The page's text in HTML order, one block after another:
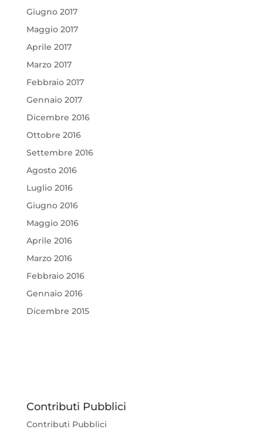
Giugno 2017
Maggio 2017
Aprile 2017
Marzo 2017
Febbraio 2017
Gennaio 2017
Dicembre 2016
Ottobre 2016
Settembre 2016
Agosto 2016
Luglio 2016
Giugno 2016
Maggio 2016
Aprile 2016
Marzo 2016
Febbraio 2016
Gennaio 2016
Dicembre 2015
Contributi Pubblici
Contributi Pubblici